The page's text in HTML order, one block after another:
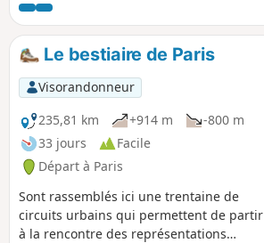
Le bestiaire de Paris
Visorandonneur
235,81 km
+914 m
-800 m
33 jours
Facile
Départ à Paris
Sont rassemblés ici une trentaine de
circuits urbains qui permettent de partir
à la rencontre des représentations